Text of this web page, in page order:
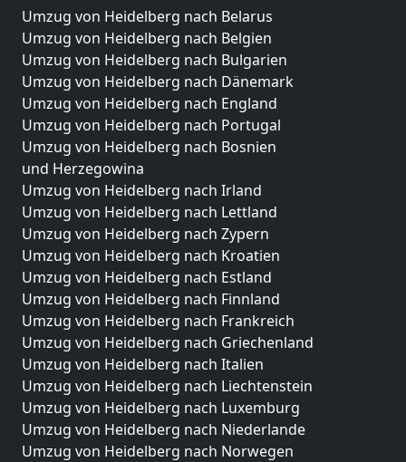
Umzug von Heidelberg nach Belarus
Umzug von Heidelberg nach Belgien
Umzug von Heidelberg nach Bulgarien
Umzug von Heidelberg nach Dänemark
Umzug von Heidelberg nach England
Umzug von Heidelberg nach Portugal
Umzug von Heidelberg nach Bosnien
und Herzegowina
Umzug von Heidelberg nach Irland
Umzug von Heidelberg nach Lettland
Umzug von Heidelberg nach Zypern
Umzug von Heidelberg nach Kroatien
Umzug von Heidelberg nach Estland
Umzug von Heidelberg nach Finnland
Umzug von Heidelberg nach Frankreich
Umzug von Heidelberg nach Griechenland
Umzug von Heidelberg nach Italien
Umzug von Heidelberg nach Liechtenstein
Umzug von Heidelberg nach Luxemburg
Umzug von Heidelberg nach Niederlande
Umzug von Heidelberg nach Norwegen